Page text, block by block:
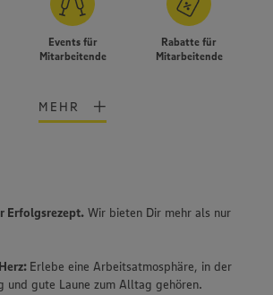
Nutzungserlebnis unserer Website zu
Wir verwenden Ihre Daten, um unsere
Events für
Mitarbeitende
Rabatte für
Mitarbeitende
MEHR
Erfolgsrezept. Wir bieten Dir mehr als nur
Erlebe eine Arbeitsatmosphäre, in der
und gute Laune zum Alltag gehören.